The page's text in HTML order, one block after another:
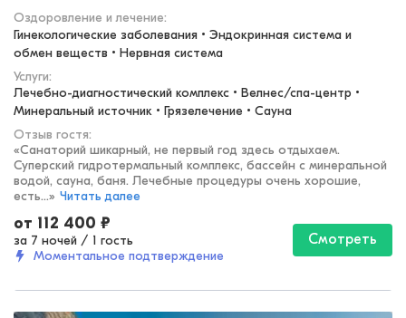
Оздоровление и лечение:
Гинекологические заболевания • Эндокринная система и
обмен веществ • Нервная система
Услуги:
Лечебно-диагностический комплекс • Велнес/спа-центр •
Минеральный источник • Грязелечение • Сауна
Отзыв гостя:
«Санаторий шикарный, не первый год здесь отдыхаем.
Суперский гидротермальный комплекс, бассейн с минеральной
водой, сауна, баня. Лечебные процедуры очень хорошие,
есть...» Читать далее
от 112 400 ₽
за 7 ночей / 1 гость
Моментальное подтверждение
Смотреть